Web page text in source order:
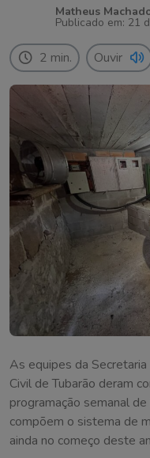
Matheus
Publicado em: 21
2 min. Ouvir
As equipes da
Civil de Tubarão deram
programação semanal
compõem o sistema de
ainda no começo deste